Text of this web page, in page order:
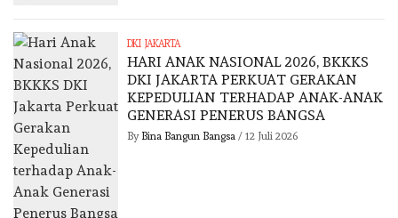
DKI JAKARTA
HARI ANAK NASIONAL 2026, BKKKS
DKI JAKARTA PERKUAT GERAKAN
KEPEDULIAN TERHADAP ANAK-ANAK
GENERASI PENERUS BANGSA
By Bina Bangun Bangsa / 12 Juli 2026